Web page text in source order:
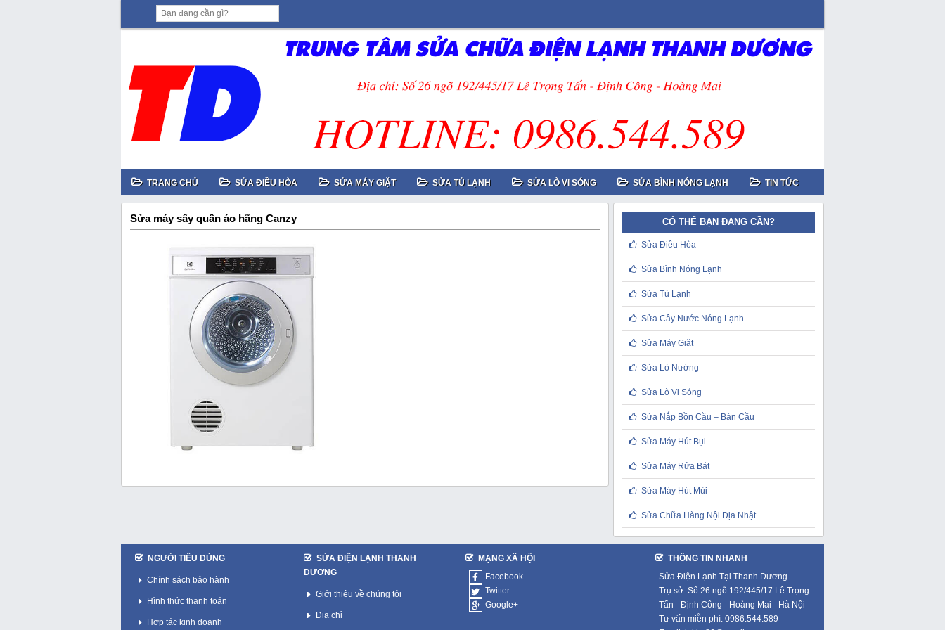
TRANG CHỦ SỬA ĐIỀU HÒA SỬA MÁY GIẶT SỬA TỦ LẠNH SỬA LÒ VI SÓNG SỬA BÌNH NÓNG LẠNH TIN TỨC
Sửa máy sấy quần áo hãng Canzy CÓ THỂ BẠN ĐANG CẦN?
Sửa Điều Hòa
Sửa Bình Nóng Lạnh
Sửa Tủ Lạnh
Sửa Cây Nước Nóng Lạnh
Sửa Máy Giặt
Sửa Lò Nướng
Sửa Lò Vi Sóng
Sửa Nắp Bồn Cầu – Bàn Cầu
Sửa Máy Hút Bụi
Sửa Máy Rửa Bát
Sửa Máy Hút Mùi
Sửa Chữa Hàng Nội Địa Nhật
NGƯỜI TIÊU DÙNG
Chính sách bảo hành
Hình thức thanh toán
Hợp tác kinh doanh
SỬA ĐIỆN LẠNH THANH
DƯƠNG
Giới thiệu về chúng tôi
Địa chỉ
MẠNG XÃ HỘI
Facebook
Twitter
Google+
THÔNG TIN NHANH
Sửa Điện Lạnh Tại Thanh Dương
Trụ sở: Số 26 ngõ 192/445/17 Lê Trọng
Tấn - Định Công - Hoàng Mai - Hà Nội
Tư vấn miễn phí: 0986.544.589